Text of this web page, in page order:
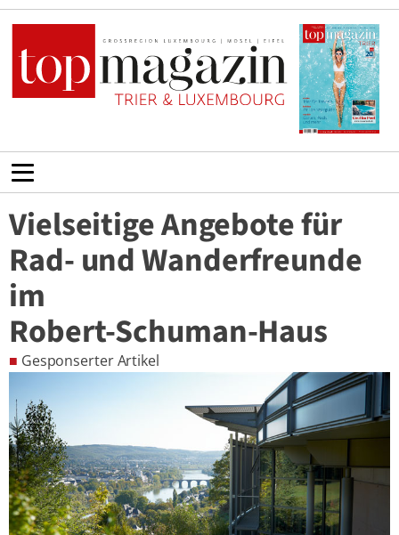
Vielseitige Angebote für
Rad- und Wanderfreunde
im
Robert-Schuman-Haus
■ Gesponserter Artikel